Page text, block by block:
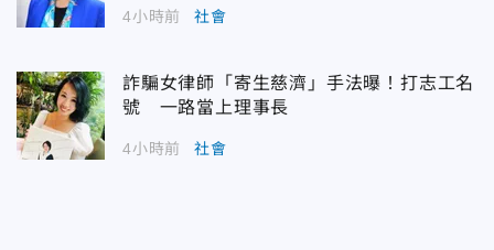
4小時前 社會
詐騙女律師「寄生慈濟」手法曝！打志工名
號 一路當上理事長
4小時前 社會